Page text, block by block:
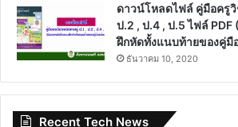
ดาวน์โหลดไฟล์ คู่มือครู
ป.2 , ป.4 , ป.5 ไฟล์
ฝึกหัดทั้งแนบท้ายของคู่มื
ธันวาคม 10, 2020
Recent Tech News